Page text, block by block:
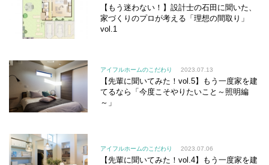
【もう迷わない！】設計士の石田に聞いた、
家づくりのプロが考える「理想の間取り」
vol.1
アイフルホームのこだわり 2023.07.13
【先輩に聞いてみた！vol.5】もう一度家を建
てるなら「今度こそやりたいこと～照明編
～」
アイフルホームのこだわり 2023.07.06
【先輩に聞いてみた！vol.4】もう一度家を建